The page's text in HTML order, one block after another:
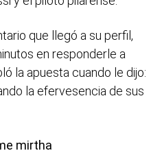
que llegó a su perfil,
en responderle a
la apuesta cuando le dijo:
la efervesencia de sus
mirtha